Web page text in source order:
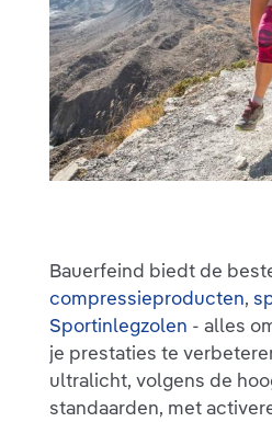
Bauerfeind biedt de
compressieproducten,
Sportinlegzolen - alles
je prestaties te
ultralicht, volgens de
standaarden, met